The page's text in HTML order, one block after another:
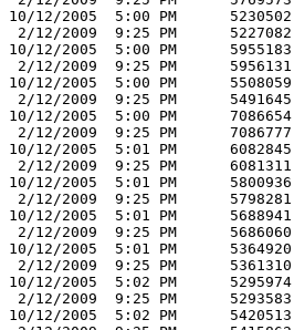
10/12/2005  5:00 PM      5230502
2/12/2009  9:25 PM      5227082
10/12/2005  5:00 PM      5955183
2/12/2009  9:25 PM      5956131
10/12/2005  5:00 PM      5508059
2/12/2009  9:25 PM      5491645
10/12/2005  5:00 PM      7086654
2/12/2009  9:25 PM      7086777
10/12/2005  5:01 PM      6082845
2/12/2009  9:25 PM      6081311
10/12/2005  5:01 PM      5800936
2/12/2009  9:25 PM      5798281
10/12/2005  5:01 PM      5688941
2/12/2009  9:25 PM      5686060
10/12/2005  5:01 PM      5364920
2/12/2009  9:25 PM      5361310
10/12/2005  5:02 PM      5295974
2/12/2009  9:25 PM      5293583
10/12/2005  5:02 PM      5420513